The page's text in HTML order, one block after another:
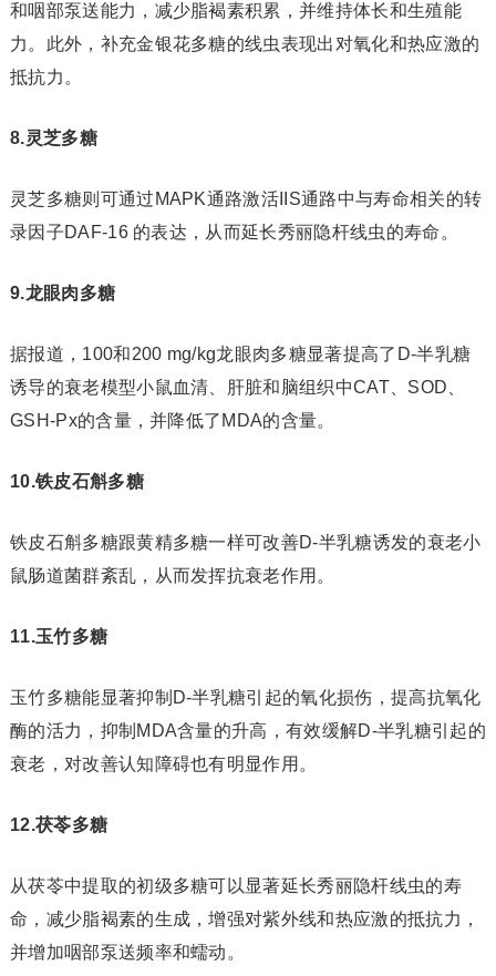
和咽部泵送能力，减少脂褐素积累，并维持体长和生殖能
力。此外，补充金银花多糖的线虫表现出对氧化和热应激的
抵抗力。
8.灵芝多糖
灵芝多糖则可通过MAPK通路激活IIS通路中与寿命相关的转
录因子DAF-16 的表达，从而延长秀丽隐杆线虫的寿命。
9.龙眼肉多糖
据报道，100和200 mg/kg龙眼肉多糖显著提高了D-半乳糖
诱导的衰老模型小鼠血清、肝脏和脑组织中CAT、SOD、
GSH-Px的含量，并降低了MDA的含量。
10.铁皮石斛多糖
铁皮石斛多糖跟黄精多糖一样可改善D-半乳糖诱发的衰老小
鼠肠道菌群紊乱，从而发挥抗衰老作用。
11.玉竹多糖
玉竹多糖能显著抑制D-半乳糖引起的氧化损伤，提高抗氧化
酶的活力，抑制MDA含量的升高，有效缓解D-半乳糖引起的
衰老，对改善认知障碍也有明显作用。
12.茯苓多糖
从茯苓中提取的初级多糖可以显著延长秀丽隐杆线虫的寿
命，减少脂褐素的生成，增强对紫外线和热应激的抵抗力，
并增加咽部泵送频率和蠕动。